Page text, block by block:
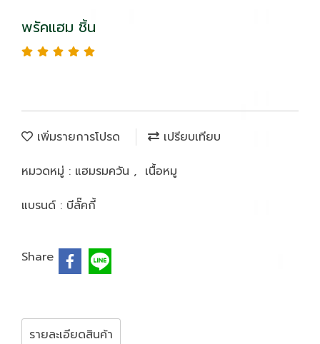
พรัคแฮม ชิ้น
เพิ่มรายการโปรด
เปรียบเทียบ
หมวดหมู่ : แฮมรมควัน , เนื้อหมู
แบรนด์ : บีลั๊คกี้
Share
รายละเอียดสินค้า